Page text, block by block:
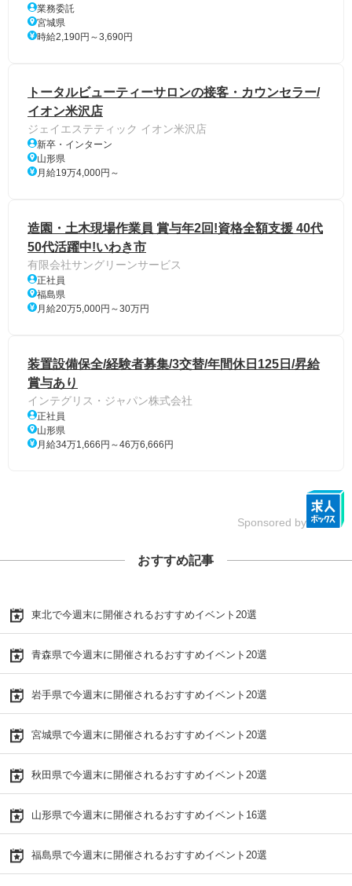
業務委託
宮城県
時給2,190円～3,690円
トータルビューティーサロンの接客・カウンセラー/
イオン米沢店
ジェイエステティック イオン米沢店
新卒・インターン
山形県
月給19万4,000円～
造園・土木現場作業員 賞与年2回!資格全額支援 40代
50代活躍中!いわき市
有限会社サングリーンサービス
正社員
福島県
月給20万5,000円～30万円
装置設備保全/経験者募集/3交替/年間休日125日/昇給
賞与あり
インテグリス・ジャパン株式会社
正社員
山形県
月給34万1,666円～46万6,666円
Sponsored by
おすすめ記事
東北で今週末に開催されるおすすめイベント20選
青森県で今週末に開催されるおすすめイベント20選
岩手県で今週末に開催されるおすすめイベント20選
宮城県で今週末に開催されるおすすめイベント20選
秋田県で今週末に開催されるおすすめイベント20選
山形県で今週末に開催されるおすすめイベント16選
福島県で今週末に開催されるおすすめイベント20選